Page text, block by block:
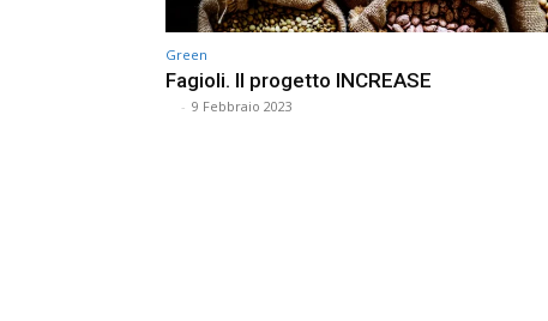
Green
Fagioli. Il progetto INCREASE
- 9 Febbraio 2023